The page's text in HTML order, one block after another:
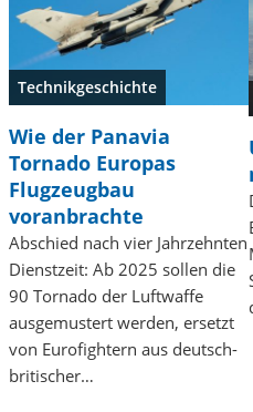
Technikgeschichte
Wie der Panavia
Tornado Europas
Flugzeugbau
voranbrachte
Abschied nach vier Jahrzehnten
Dienstzeit: Ab 2025 sollen die
90 Tornado der Luftwaffe
ausgemustert werden, ersetzt
von Eurofightern aus deutsch-
britischer…